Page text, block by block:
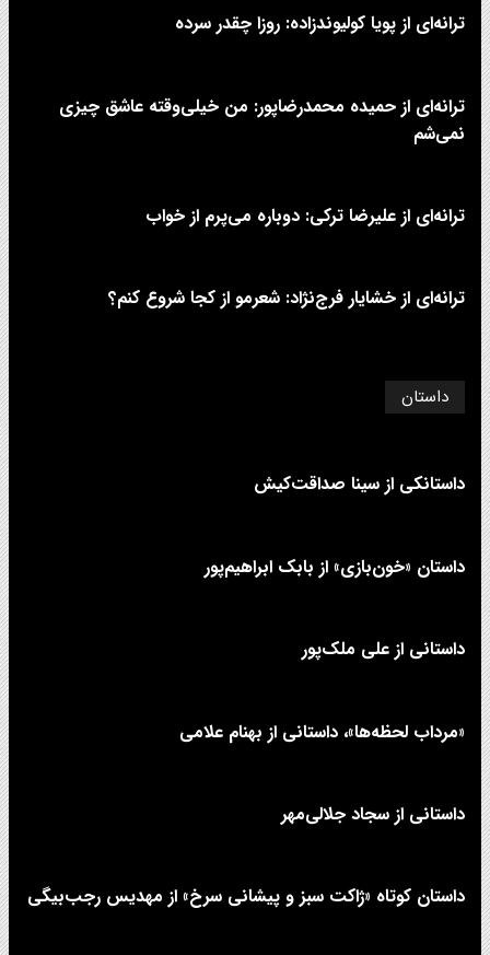
ترانه‌ای از پویا کولیوندزاده: روزا چقدر سرده
ترانه‌ای از حمیده محمدرضاپور: من خیلی‌وقته عاشق چیزی
نمی‌شم
ترانه‌ای از علیرضا ترکی: دوباره می‌پرم از خواب
ترانه‌ای از خشایار فرج‌نژاد: شعرمو از کجا شروع کنم؟
داستان
داستانکی از سینا صداقت‌کیش
داستان «خون‌بازی» از بابک ابراهیم‌پور
داستانی از علی‌ ملک‌پور
«مرداب لحظه‌ها»، داستانی از بهنام علامی
داستانی از سجاد جلالی‌مهر
داستان کوتاه «ژاکت سبز و پیشانی سرخ» از مهدیس رجب‌بیگی